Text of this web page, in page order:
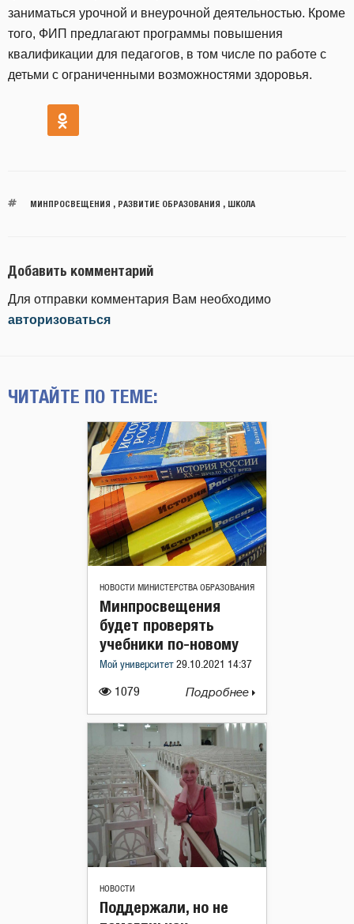
заниматься урочной и внеурочной деятельностью. Кроме
того, ФИП предлагают программы повышения
квалификации для педагогов, в том числе по работе с
детьми с ограниченными возможностями здоровья.
МИНПРОСВЕЩЕНИЯ РАЗВИТИЕ ОБРАЗОВАНИЯ ШКОЛА
Добавить комментарий
Для отправки комментария Вам необходимо
авторизоваться
ЧИТАЙТЕ ПО ТЕМЕ:
НОВОСТИ МИНИСТЕРСТВА ОБРАЗОВАНИЯ
1079
Минпросвещения
будет проверять
учебники по-новому
Мой университет 29.10.2021 14:37
Подробнее
НОВОСТИ
Поддержали, но не